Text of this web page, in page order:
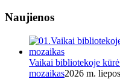
Naujienos
Vaikai bibliotekoje
mozaikas2026 m.